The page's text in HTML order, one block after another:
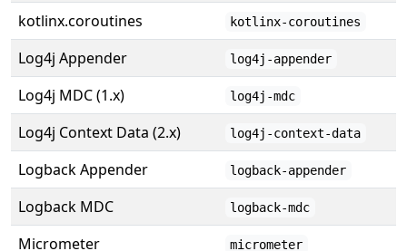
kotlinx.coroutines kotlinx-coroutines
Log4j Appender log4j-appender
Log4j MDC (1.x) log4j-mdc
Log4j Context Data (2.x) log4j-context-data
Logback Appender logback-appender
Logback MDC logback-mdc
Micrometer micrometer